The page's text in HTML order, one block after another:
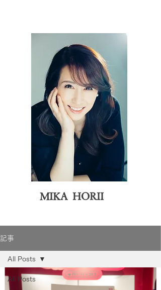
MIKA HORII
記事
All Posts
All Posts